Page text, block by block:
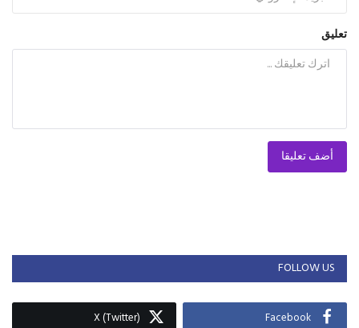
تعليق
أضف تعليقا
FOLLOW US
Facebook
X (Twitter)